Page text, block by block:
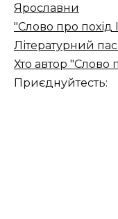
Ярославни
"Слово про похід
Літературний
Хто автор "Слово
Приєднуйтесть: